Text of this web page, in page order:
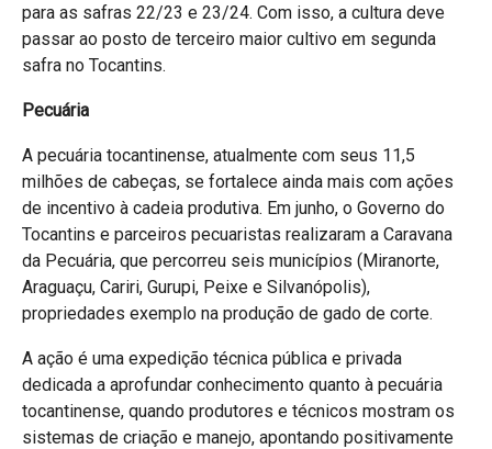
para as safras 22/23 e 23/24. Com isso, a cultura deve
passar ao posto de terceiro maior cultivo em segunda
safra no Tocantins.
Pecuária
A pecuária tocantinense, atualmente com seus 11,5
milhões de cabeças, se fortalece ainda mais com ações
de incentivo à cadeia produtiva. Em junho, o Governo do
Tocantins e parceiros pecuaristas realizaram a Caravana
da Pecuária, que percorreu seis municípios (Miranorte,
Araguaçu, Cariri, Gurupi, Peixe e Silvanópolis),
propriedades exemplo na produção de gado de corte.
A ação é uma expedição técnica pública e privada
dedicada a aprofundar conhecimento quanto à pecuária
tocantinense, quando produtores e técnicos mostram os
sistemas de criação e manejo, apontando positivamente